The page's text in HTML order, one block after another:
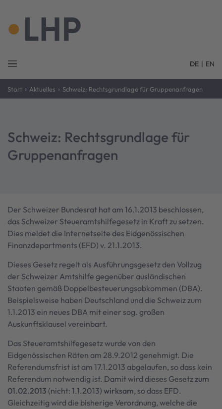
DE | EN
Start › Aktuelles › Schweiz: Rechtsgrundlage für Gruppenanfragen
Schweiz: Rechtsgrundlage für
Gruppenanfragen
Der Schweizer Bundesrat hat am 16.1.2013 beschlossen,
das Schweizer Steueramtshilfegesetz in Kraft zu setzen.
Dies meldet die Internetseite des Eidgenössischen
Finanzdepartments (EFD) v. 21.1.2013.
Dieses Gesetz regelt als Ausführungsgesetz den Vollzug
der Schweizer Amtshilfe gegenüber ausländischen
Staaten gemäß Doppelbesteuerungsabkommen (DBA).
Beispielsweise haben Deutschland und die Schweiz zum
1.1.2013 ein neues DBA mit einer sog. großen
Auskunftsklausel vereinbart.
Das Steueramtshilfegesetz wurde von den
Eidgenössischen Räten am 28.9.2012 genehmigt. Die
Referendumsfrist ist am 17.1.2013 abgelaufen, so dass kein
Referendum notwendig ist. Damit wird dieses Gesetzzum
01.02.2013 (nicht: 1.1.2013) wirksam, so dass EFD.
Gleichzeitig wird die bisherige Verordnung, welche die